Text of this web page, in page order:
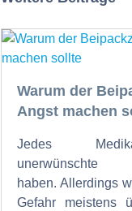
Warum der
Angst machen
Jedes
unerwünschte
haben. Allerdings
Gefahr meistens